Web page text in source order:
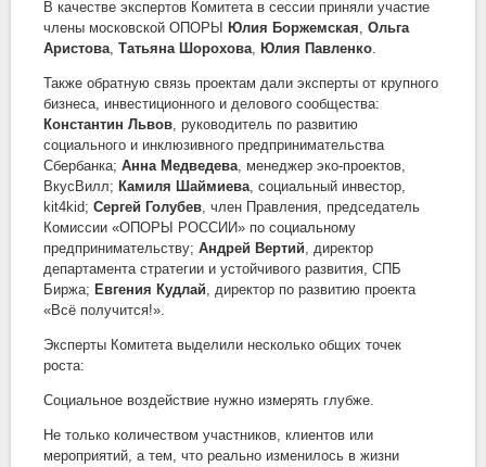
В качестве экспертов Комитета в сессии приняли участие
члены московской ОПОРЫ
Юлия Боржемская, Ольга
Аристова, Татьяна Шорохова, Юлия Павленко.
Также обратную связь проектам дали эксперты от крупного
бизнеса, инвестиционного и делового сообщества:
Константин Львов, руководитель по развитию
социального и инклюзивного предпринимательства
Сбербанка; Анна Медведева, менеджер эко-проектов,
ВкусВилл; Камиля Шаймиева, социальный инвестор,
kit4kid; Сергей Голубев, член Правления, председатель
Комиссии «ОПОРЫ РОССИИ» по социальному
предпринимательству; Андрей Вертий, директор
департамента стратегии и устойчивого развития, СПБ
Биржа; Евгения Кудлай, директор по развитию проекта
«Всё получится!».
Эксперты Комитета выделили несколько общих точек
роста:
Социальное воздействие нужно измерять глубже.
Не только количеством участников, клиентов или
мероприятий, а тем, что реально изменилось в жизни